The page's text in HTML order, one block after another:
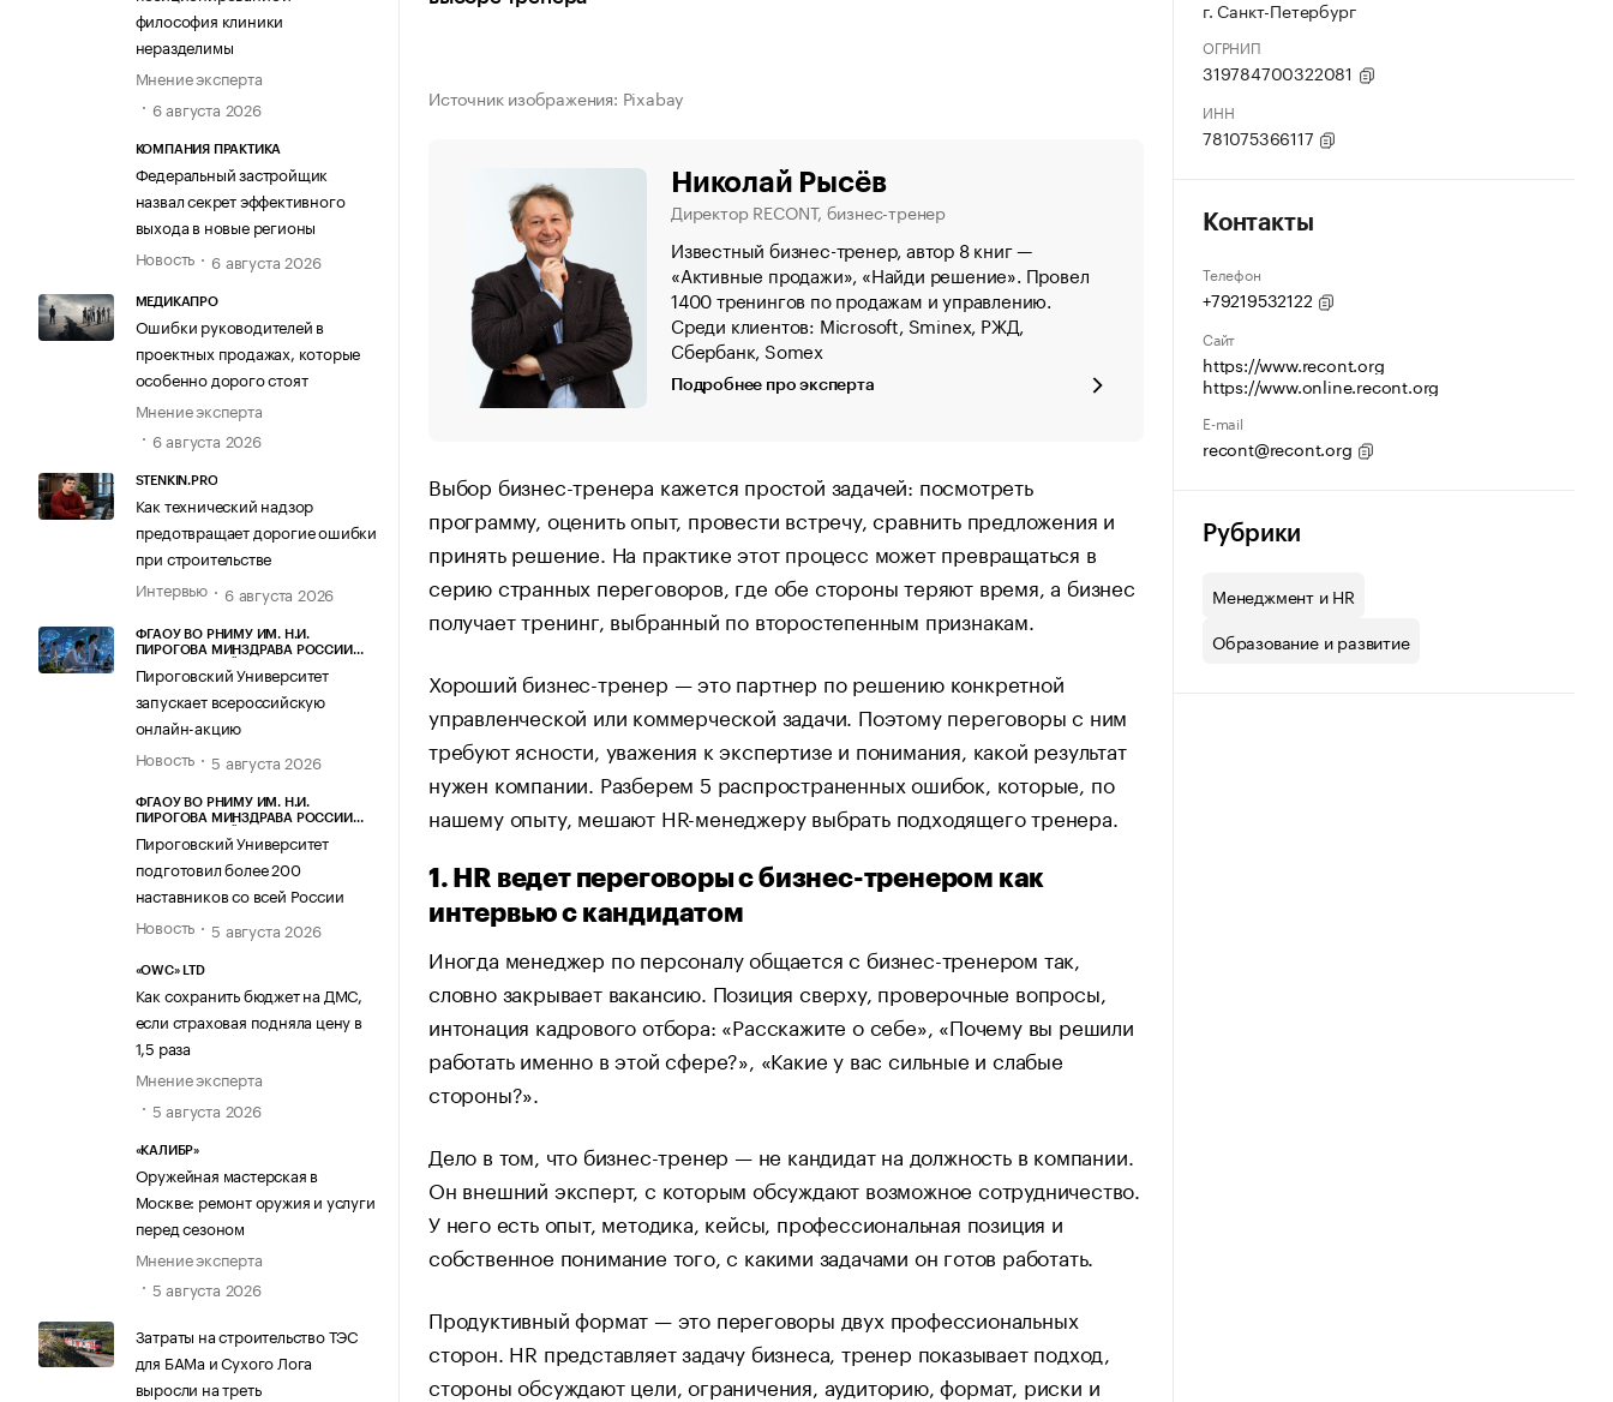
философия клиники
неразделимы
Мнение эксперта
6 августа 2026
КОМПАНИЯ ПРАКТИКА
Федеральный застройщик
назвал секрет эффективного
выхода в новые регионы
Новость
6 августа 2026
МЕДИКАПРО
Ошибки руководителей в
проектных продажах, которые
особенно дорого стоят
Мнение эксперта
6 августа 2026
STENKIN.PRO
Как технический надзор
предотвращает дорогие ошибки
при строительстве
Интервью
6 августа 2026
ФГАОУ ВО РНИМУ ИМ. Н.И.
ПИРОГОВА МИНЗДРАВА РОССИИ
Пироговский Университет
запускает всероссийскую
онлайн-акцию
Новость
5 августа 2026
ФГАОУ ВО РНИМУ ИМ. Н.И.
ПИРОГОВА МИНЗДРАВА РОССИИ
Пироговский Университет
подготовил более 200
наставников со всей России
Новость
5 августа 2026
«OWC» LTD
Как сохранить бюджет на ДМС,
если страховая подняла цену в
1,5 раза
Мнение эксперта
5 августа 2026
«КАЛИБР»
Оружейная мастерская в
Москве: ремонт оружия и услуги
перед сезоном
Мнение эксперта
5 августа 2026
Затраты на строительство ТЭС
для БАМа и Сухого Лога
выросли на треть
Источник изображения: Pixabay
Николай Рысёв
Директор RECONT, бизнес-тренер
Известный бизнес-тренер, автор 8 книг —
«Активные продажи», «Найди решение». Провел
1400 тренингов по продажам и управлению.
Среди клиентов: Microsoft, Sminex, РЖД,
Сбербанк, Somex
Подробнее про эксперта
Выбор бизнес-тренера кажется простой задачей: посмотреть
программу, оценить опыт, провести встречу, сравнить предложения и
принять решение. На практике этот процесс может превращаться в
серию странных переговоров, где обе стороны теряют время, а бизнес
получает тренинг, выбранный по второстепенным признакам.
Хороший бизнес-тренер — это партнер по решению конкретной
управленческой или коммерческой задачи. Поэтому переговоры с ним
требуют ясности, уважения к экспертизе и понимания, какой результат
нужен компании. Разберем 5 распространенных ошибок, которые, по
нашему опыту, мешают HR-менеджеру выбрать подходящего тренера.
1. HR ведет переговоры с бизнес-тренером как
интервью с кандидатом
Иногда менеджер по персоналу общается с бизнес-тренером так,
словно закрывает вакансию. Позиция сверху, проверочные вопросы,
интонация кадрового отбора: «Расскажите о себе», «Почему вы решили
работать именно в этой сфере?», «Какие у вас сильные и слабые
стороны?».
Дело в том, что бизнес-тренер — не кандидат на должность в компании.
Он внешний эксперт, с которым обсуждают возможное сотрудничество.
У него есть опыт, методика, кейсы, профессиональная позиция и
собственное понимание того, с какими задачами он готов работать.
Продуктивный формат — это переговоры двух профессиональных
сторон. HR представляет задачу бизнеса, тренер показывает подход,
стороны обсуждают цели, ограничения, аудиторию, формат, риски и
г. Санкт-Петербург
ОГРНИП
319784700322081
ИНН
781075366117
Контакты
Телефон
+79219532122
Сайт
https://www.recont.org
https://www.online.recont.org
E-mail
recont@recont.org
Рубрики
Менеджмент и HR
Образование и развитие